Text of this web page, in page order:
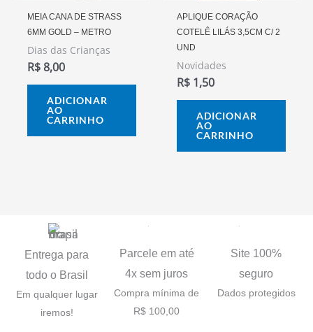
MEIA CANA DE STRASS
6MM GOLD – METRO
Dias das Crianças
R$8,00
ADICIONAR
AO
CARRINHO
APLIQUE CORAÇÃO
COTELÊ LILÁS 3,5CM C/ 2
UND
Novidades
R$ 1,50
ADICIONAR
AO
CARRINHO
Entrega para
todo o Brasil
Em qualquer lugar
iremos!
Parcele em até
4x sem juros
Compra mínima de
R$ 100,00
Site 100%
seguro
Dados protegidos